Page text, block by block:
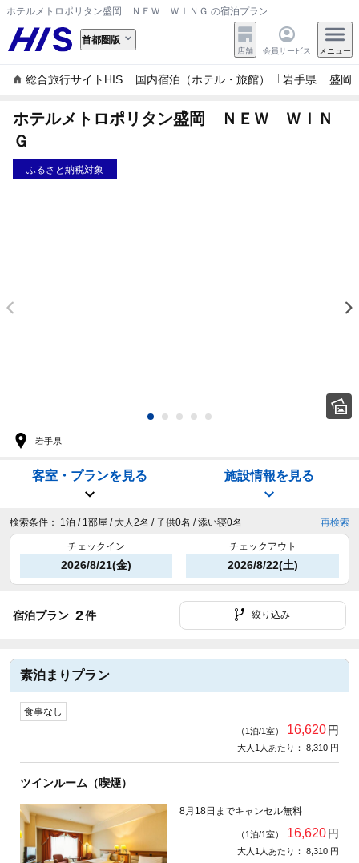
ホテルメトロポリタン盛岡 ＮＥＷ ＷＩＮＧ の宿泊プラン・料金一覧
首都圏版
店舗 会員サービス メニュー
総合旅行サイトHIS 国内宿泊（ホテル・旅館） 岩手県 盛岡
ホテルメトロポリタン盛岡 ＮＥＷ ＷＩＮ
Ｇ
ふるさと納税対象
岩手県
客室・プランを見る 施設情報を見る
検索条件： 1泊 / 1部屋 / 大人2名 / 子供0名 / 添い寝0名 再検索
チェックイン
2026/8/21(金)
チェックアウト
2026/8/22(土)
宿泊プラン 2件 絞り込み
素泊まりプラン
食事なし
（1泊/1室） 16,620円
大人1人あたり： 8,310 円
ツインルーム（喫煙）
8月18日までキャンセル無料
（1泊/1室） 16,620円
大人1人あたり： 8,310 円